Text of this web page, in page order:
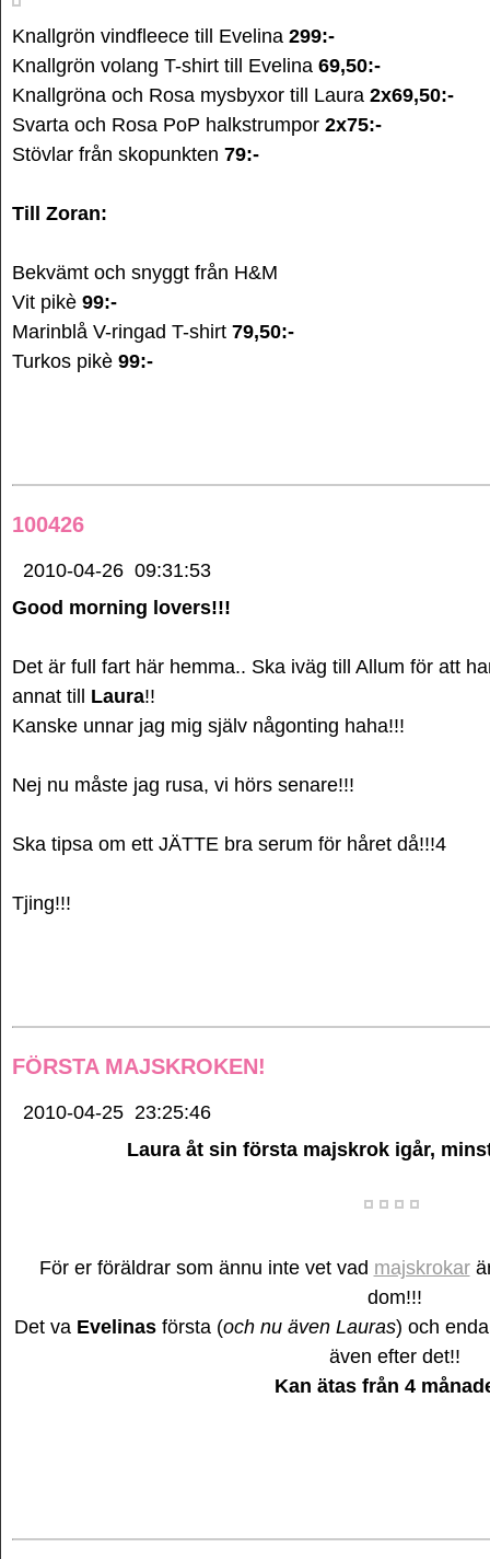
Knallgrön vindfleece till Evelina 299:-
Knallgrön volang T-shirt till Evelina 69,50:-
Knallgröna och Rosa mysbyxor till Laura 2x69,50:-
Svarta och Rosa PoP halkstrumpor 2x75:-
Stövlar från skopunkten 79:-
Till Zoran:
Bekvämt och snyggt från H&M
Vit pikè 99:-
Marinblå V-ringad T-shirt 79,50:-
Turkos pikè 99:-
100426
2010-04-26 09:31:53
Good morning lovers!!!
Det är full fart här hemma.. Ska iväg till Allum för att
annat till Laura!!
Kanske unnar jag mig själv någonting haha!!!
Nej nu måste jag rusa, vi hörs senare!!!
Ska tipsa om ett JÄTTE bra serum för håret då!!!4
Tjing!!!
FÖRSTA MAJSKROKEN!
2010-04-25 23:25:46
Laura åt sin första majskrok igår,
För er föräldrar som ännu inte vet vad majskrokar
dom!!!
Det va Evelinas första (och nu även Lauras) och
även efter det!!
Kan ätas från 4